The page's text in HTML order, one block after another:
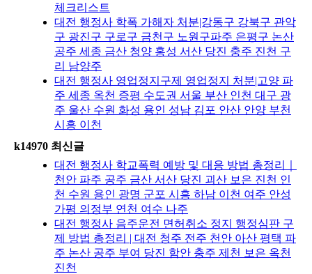
체크리스트
대전 행정사 학폭 가해자 처분|강동구 강북구 관악
구 광진구 구로구 금천구 노원구파주 은평구 논산
공주 세종 금산 청양 홍성 서산 당진 충주 진천 구
리 남양주
대전 행정사 영업정지구제 영업정지 처분|고양 파
주 세종 옥천 증평 수도권 서울 부산 인천 대구 광
주 울산 수원 화성 용인 성남 김포 안산 안양 부천
시흥 이천
k14970 최신글
대전 행정사 학교폭력 예방 및 대응 방법 총정리｜
천안 파주 공주 금산 서산 당진 괴산 보은 진천 인
천 수원 용인 광명 군포 시흥 하남 이천 여주 안성
가평 의정부 연천 여수 나주
대전 행정사 음주운전 면허취소 정지 행정심판 구
제 방법 총정리 | 대전 청주 전주 천안 아산 평택 파
주 논산 공주 부여 당진 함안 충주 제천 보은 옥천
진천